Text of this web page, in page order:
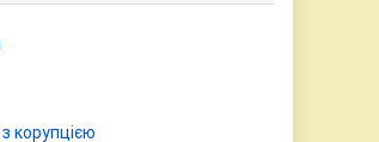
корупцією